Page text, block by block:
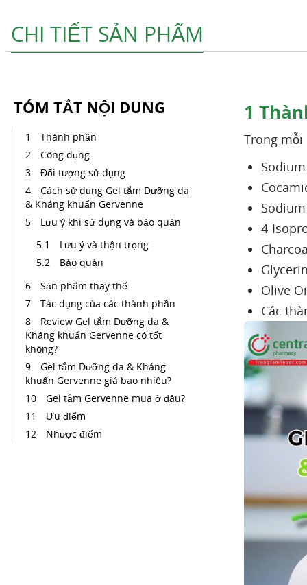
CHI TIẾT SẢN PHẨM
TÓM TẮT NỘI DUNG
Thành phần
Công dụng
Đối tượng sử dụng
Cách sử dụng Gel tắm Dưỡng da
& Kháng khuẩn Gervenne
Lưu ý khi sử dụng và bảo quản
Lưu ý và thận trọng
Bảo quản
Sản phẩm thay thế
Tác dụng của các thành phần
Review Gel tắm Dưỡng da &
Kháng khuẩn Gervenne có tốt
không?
Gel tắm Dưỡng da & Kháng
khuẩn Gervenne giá bao nhiêu?
Gel tắm Gervenne mua ở đâu?
Ưu điểm
Nhược điểm
1
Trong
4-
Olive
Các